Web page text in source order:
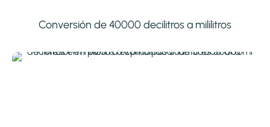
Conversión de 40000 decilitros a mililitros